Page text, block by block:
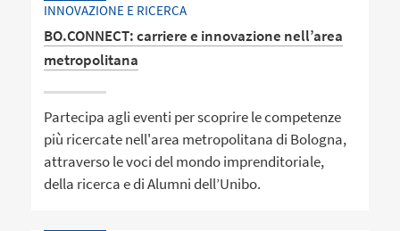
INNOVAZIONE E RICERCA
BO.CONNECT: carriere e innovazione nell’area
metropolitana
Partecipa agli eventi per scoprire le competenze
più ricercate nell'area metropolitana di Bologna,
attraverso le voci del mondo imprenditoriale,
della ricerca e di Alumni dell’Unibo.